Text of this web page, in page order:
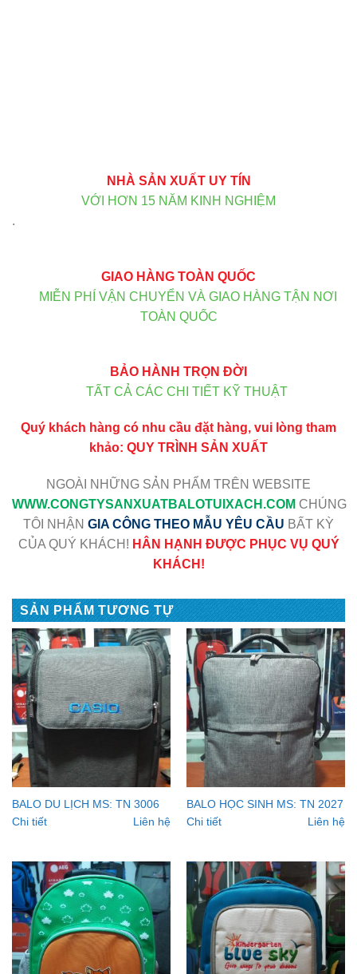
NHÀ SẢN XUẤT UY TÍN
VỚI HƠN 15 NĂM KINH NGHIỆM
.
GIAO HÀNG TOÀN QUỐC
MIỄN PHÍ VẬN CHUYỂN VÀ GIAO HÀNG TẬN NƠI
TOÀN QUỐC
BẢO HÀNH TRỌN ĐỜI
TẤT CẢ CÁC CHI TIẾT KỸ THUẬT
Quý khách hàng có nhu cầu đặt hàng, vui lòng tham
khảo: QUY TRÌNH SẢN XUẤT
NGOÀI NHỮNG SẢN PHẨM TRÊN WEBSITE
WWW.CONGTYSANXUATBALOTUIXACH.COM CHÚNG
TÔI NHẬN GIA CÔNG THEO MẪU YÊU CẦU BẤT KỲ
CỦA QUÝ KHÁCH! HÂN HẠNH ĐƯỢC PHỤC VỤ QUÝ
KHÁCH!
SẢN PHẨM TƯƠNG TỰ
BALO DU LỊCH MS: TN 3006
Chi tiết
Liên hệ
BALO HỌC SINH MS: TN 2027
Chi tiết
Liên hệ